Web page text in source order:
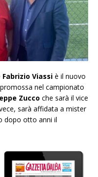
Fabrizio Viassi è il nuovo
nel campionato
Zucco che sarà il vice
sarà affidata a mister
dopo otto anni il